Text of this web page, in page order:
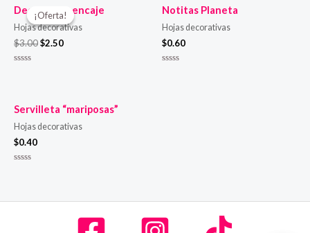
¡Oferta!
¡Oferta!
Decoración encaje
Hojas decorativas
$3.00$2.50
5
Notitas Planeta
Hojas decorativas
$0.60
Servilleta “mariposas”
Hojas decorativas
$0.40
5